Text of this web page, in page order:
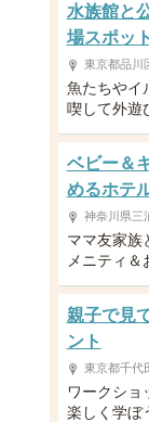
水族館と
場スポッ
東京都品川
魚たちやイ
喫して外遊
ベビー＆
めるホテ
神奈川県三
ママ友家族
メニティ＆
親子で見
ント
東京都千代
ワークショ
楽しく学ぼ